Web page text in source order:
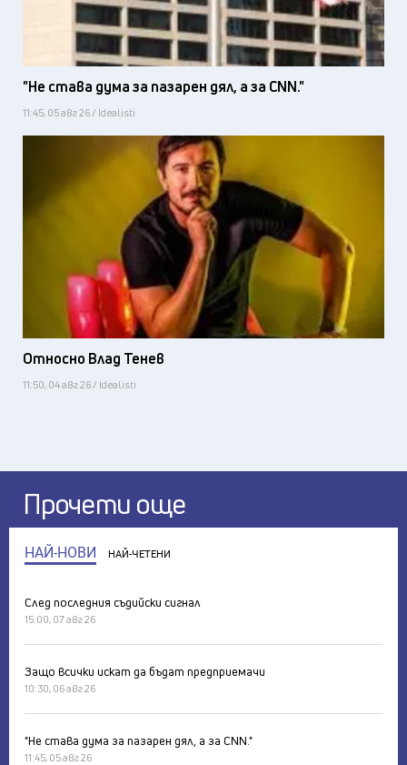
"Не става дума за пазарен дял, а за CNN."
11:45, 05 авг 26 / Idealisti
Относно Влад Тенев
11:50, 04 авг 26 / Idealisti
Прочети още
НАЙ-НОВИ НАЙ-ЧЕТЕНИ
След последния съдийски сигнал
15:00, 07 авг 26
Защо всички искат да бъдат предприемачи
10:30, 06 авг 26
"Не става дума за пазарен дял, а за CNN."
11:45, 05 авг 26